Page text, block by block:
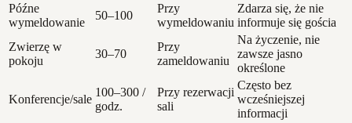
Późne
wymeldowanie
50–100
Przy
wymeldowaniu
Zdarza się, że nie
informuje się gościa
Zwierzę w
pokoju
30–70
Przy
zameldowaniu
Na życzenie, nie
zawsze jasno
określone
Konferencje/sale
100–300 /
godz.
Przy rezerwacji
sali
Często bez
wcześniejszej
informacji